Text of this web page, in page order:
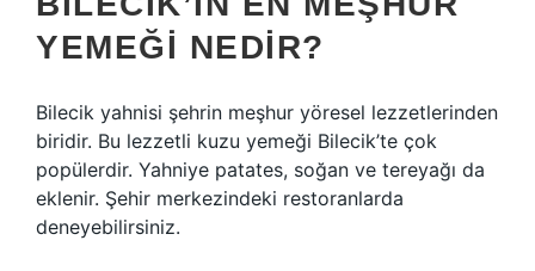
YEMEĞI NEDIR?
Bilecik yahnisi şehrin meşhur yöresel lezzetlerinden
biridir. Bu lezzetli kuzu yemeği Bilecik’te çok
popülerdir. Yahniye patates, soğan ve tereyağı da
eklenir. Şehir merkezindeki restoranlarda
deneyebilirsiniz.